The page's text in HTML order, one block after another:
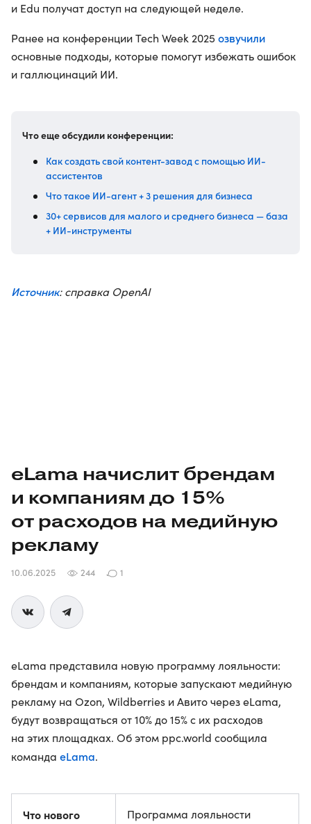
и Edu получат доступ на следующей неделе.
Ранее на конференции Tech Week 2025 озвучили
основные подходы, которые помогут избежать ошибок
и галлюцинаций ИИ.
Что еще обсудили конференции:
Как создать свой контент-завод с помощью ИИ-
ассистентов
Что такое ИИ-агент + 3 решения для бизнеса
30+ сервисов для малого и среднего бизнеса — база
+ ИИ-инструменты
Источник: справка OpenAI
eLama начислит брендам
и компаниям до 15%
от расходов на медийную
рекламу
10.06.2025 244 1
eLama представила новую программу лояльности:
брендам и компаниям, которые запускают медийную
рекламу на Ozon, Wildberries и Авито через eLama,
будут возвращаться от 10% до 15% с их расходов
на этих площадках. Об этом ppc.world сообщила
команда eLama.
Что нового
Программа лояльности